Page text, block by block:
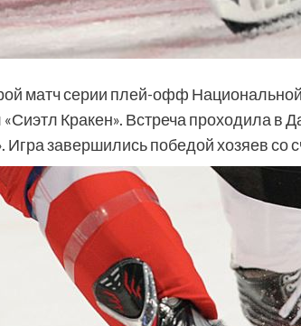
матч серии плей-офф Национальной
Кракен». Встреча проходила в
Игра завершились победой хозяев со